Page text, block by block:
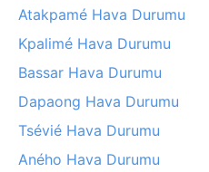
Atakpamé Hava Durumu
Kpalimé Hava Durumu
Bassar Hava Durumu
Dapaong Hava Durumu
Tsévié Hava Durumu
Aného Hava Durumu